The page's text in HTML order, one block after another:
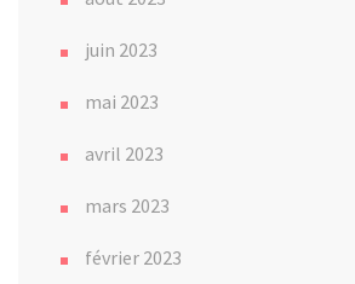
juin 2023
mai 2023
avril 2023
mars 2023
février 2023